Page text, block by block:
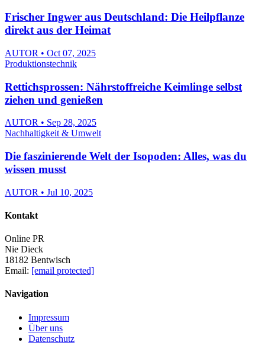
Frischer Ingwer aus Deutschland: Die Heilpflanze
direkt aus der Heimat
AUTOR • Oct 07, 2025
Produktionstechnik
Rettichsprossen: Nährstoffreiche Keimlinge selbst
ziehen und genießen
AUTOR • Sep 28, 2025
Nachhaltigkeit & Umwelt
Die faszinierende Welt der Isopoden: Alles, was du
wissen musst
AUTOR • Jul 10, 2025
Kontakt
Online PR
Nie Dieck
18182 Bentwisch
Email: [email protected]
Navigation
Impressum
Über uns
Datenschutz